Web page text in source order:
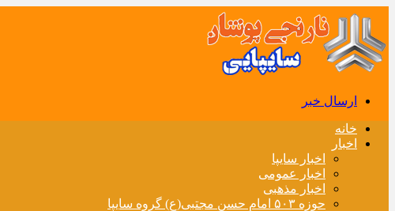
ارسال خبر
خانه
اخبار
اخبار سایپا
اخبار عمومی
اخبار مذهبی
حوزه ۵۰۳ امام حسن مجتبی(ع) گروه سایپا